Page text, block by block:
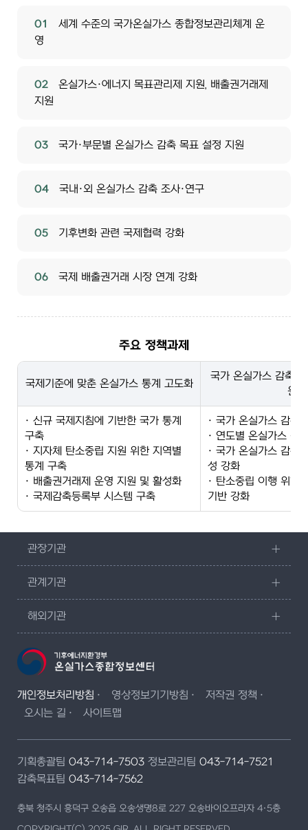
01
세계 수준의 국가온실가스 종합정보관리체계 운
영
02
온실가스·에너지 목표관리제 지원, 배출권거래제
지원
03 국가·부문별 온실가스 감축 목표 설정 지원
04 국내·외 온실가스 감축 조사·연구
05 기후변화 관련 국제협력 강화
06 국제 배출권거래 시장 연계 강화
주요 정책과제
국제기준에 맞춘 온실가스 통계 고도화
국가 온실가스 감축목
원
· 신규 국제지침에 기반한 국가 통계
구축
· 지자체 탄소중립 지원 위한 지역별
통계 구축
· 배출권거래제 운영 지원 및 활성화
· 국제감축등록부 시스템 구축
· 국가 온실가스 감축
· 연도별 온실가스 감
· 국가 온실가스 감축
성 강화
· 탄소중립 이행 위한
기반 강화
관장기관
관계기관
해외기관
개인정보처리방침 영상정보기기방침
저작권 정책
오시는 길
사이트맵
기획총괄팀 043-714-7503 정보관리팀 043-714-7521
감축목표팀 043-714-7562
충북 청주시 흥덕구 오송읍 오송생명8로 227 오송바이오프라자 4·5층